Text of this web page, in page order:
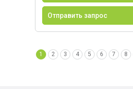
Отправить запрос
1 2 3 4 5 6 7 8